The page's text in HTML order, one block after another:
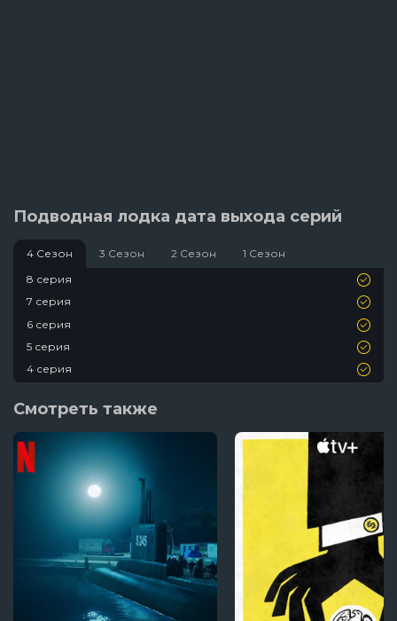
Подводная лодка дата выхода серий
4 Сезон 3 Сезон 2 Сезон
1 Сезон
8 серия
7 серия
6 серия
5 серия
4 серия
2 серия
1 серия
Смотреть также